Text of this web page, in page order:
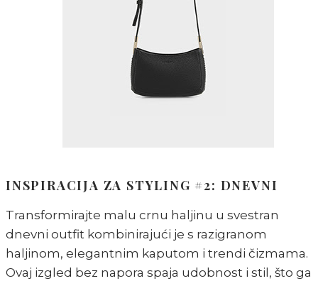
INSPIRACIJA ZA STYLING #2: DNEVNI
Transformirajte malu crnu haljinu u svestran
dnevni outfit kombinirajući je s razigranom
haljinom, elegantnim kaputom i trendi čizmama.
Ovaj izgled bez napora spaja udobnost i stil, što ga